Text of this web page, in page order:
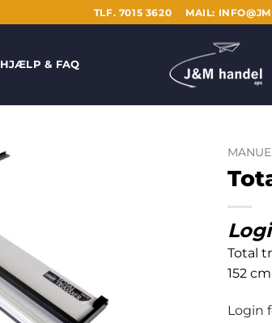
TLF. 7015 3620 MAIL:
HJÆLP & FAQ
Total
152
Login